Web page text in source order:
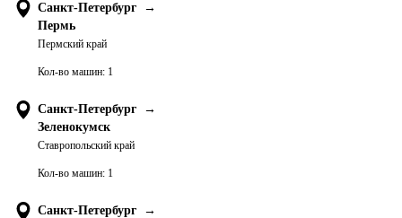
Санкт-Петербург
→
Пермь
Пермский край
Кол-во машин: 1
Санкт-Петербург
→
Зеленокумск
Ставропольский край
Кол-во машин: 1
Санкт-Петербург
→